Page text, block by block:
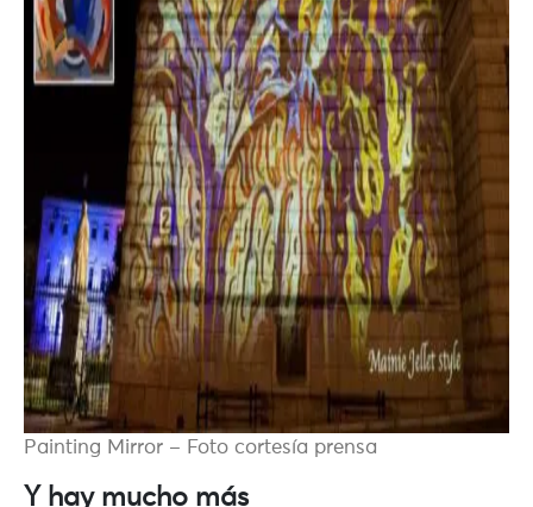
Painting Mirror – Foto cortesía prensa
Y hay mucho más